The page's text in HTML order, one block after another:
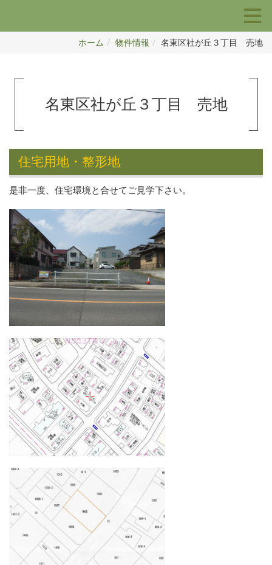
ホーム 物件情報 名東区社が丘３丁目 売地
名東区社が丘３丁目 売地
住宅用地・整形地
是非一度、住宅環境と合せてご見学下さい。